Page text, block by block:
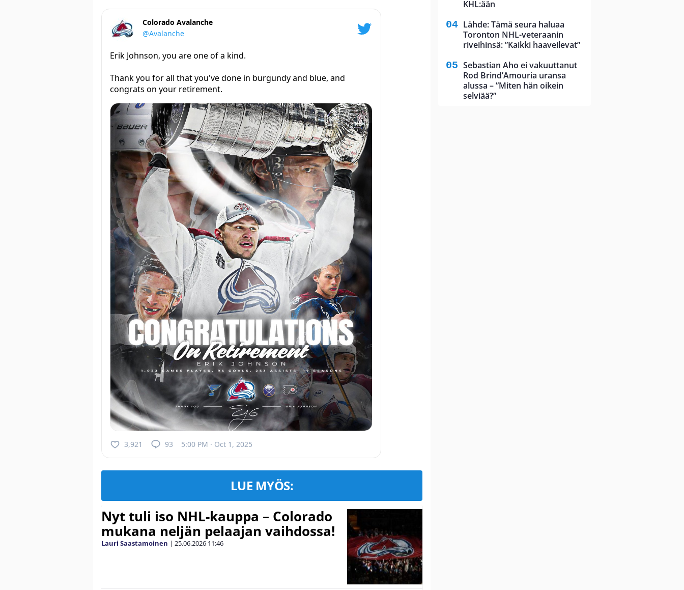
Colorado Avalanche
@Avalanche
Erik Johnson, you are one of a kind.
Thank you for all that you've done in burgundy and blue, and
congrats on your retirement.
3,921 93 5:00 PM · Oct 1, 2025
LUE MYÖS:
Nyt tuli iso NHL-kauppa – Colorado
mukana neljän pelaajan vaihdossa!
Lauri Saastamoinen | 25.06.2026 11:46
KHL:ään
Lähde: Tämä seura haluaa
Toronton NHL-veteraanin
riveihinsä: ”Kaikki haaveilevat”
Sebastian Aho ei vakuuttanut
Rod Brind’Amouria uransa
alussa – ”Miten hän oikein
selviää?”